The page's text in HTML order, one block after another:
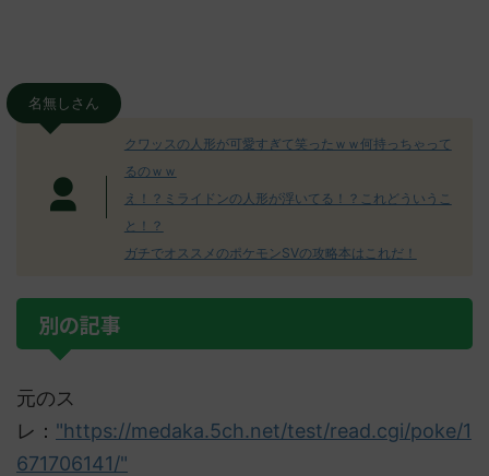
名無しさん
クワッスの人形が可愛すぎて笑ったｗｗ何持っちゃって
るのｗｗ
え！？ミライドンの人形が浮いてる！？これどういうこ
と！？
ガチでオススメのポケモンSVの攻略本はこれだ！
別の記事
元のス
レ： "https://medaka.5ch.net/test/read.cgi/poke/1
671706141/"